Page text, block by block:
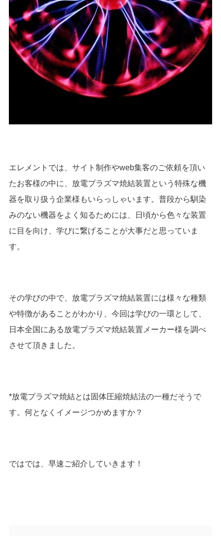
エレメントでは、サイト制作やweb集客のご依頼を頂い
たお客様の中に、放電プラズマ焼結装置という特殊な機
器を取り扱う企業様もいらっしゃいます。普段から馴染
みのない機器をよく知るためには、日頃から色々な装置
に目を向け、学びに繋げることが大事だと思っていま
す。
その学びの中で、放電プラズマ焼結装置には様々な種類
や特徴があることがわかり、今回は学びの一環として、
日本全国にある放電プラズマ焼結装置メーカー様を調べ
させて頂きました。
*放電プラズマ焼結とは固体圧縮焼結法の一種だそうで
す。何となくイメージつかめますか？
ではでは、早速ご紹介していきます！